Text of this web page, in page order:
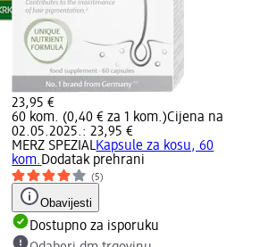
23,95 €
60 kom. (0,40 € za 1 kom.)Cijena na
02.05.2025.: 23,95 €
MERZ SPEZIALKapsule za kosu, 60
kom. Dodatak prehrani
(5)
Obavijesti
Dostupno za isporuku